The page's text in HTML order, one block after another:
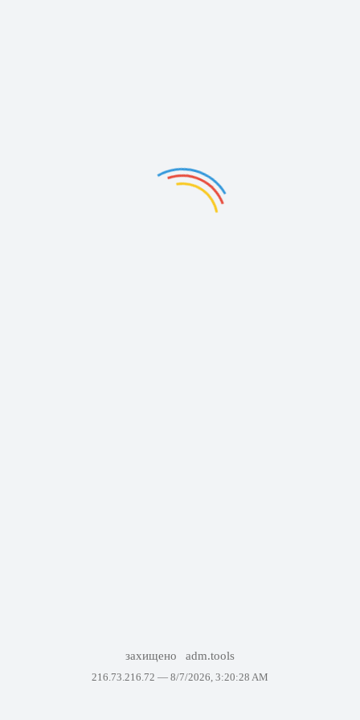
захищено adm.tools
216.73.216.72 — 8/7/2026, 3:20:28 AM